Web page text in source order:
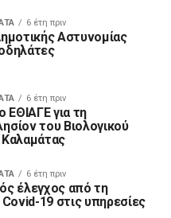
6 έτη πριν
Αστυνομίας
6 έτη πριν
ΕΘΙΑΓΕ για τη
του Βιολογικού
6 έτη πριν
έλεγχος από τη
19 στις υπηρεσίες